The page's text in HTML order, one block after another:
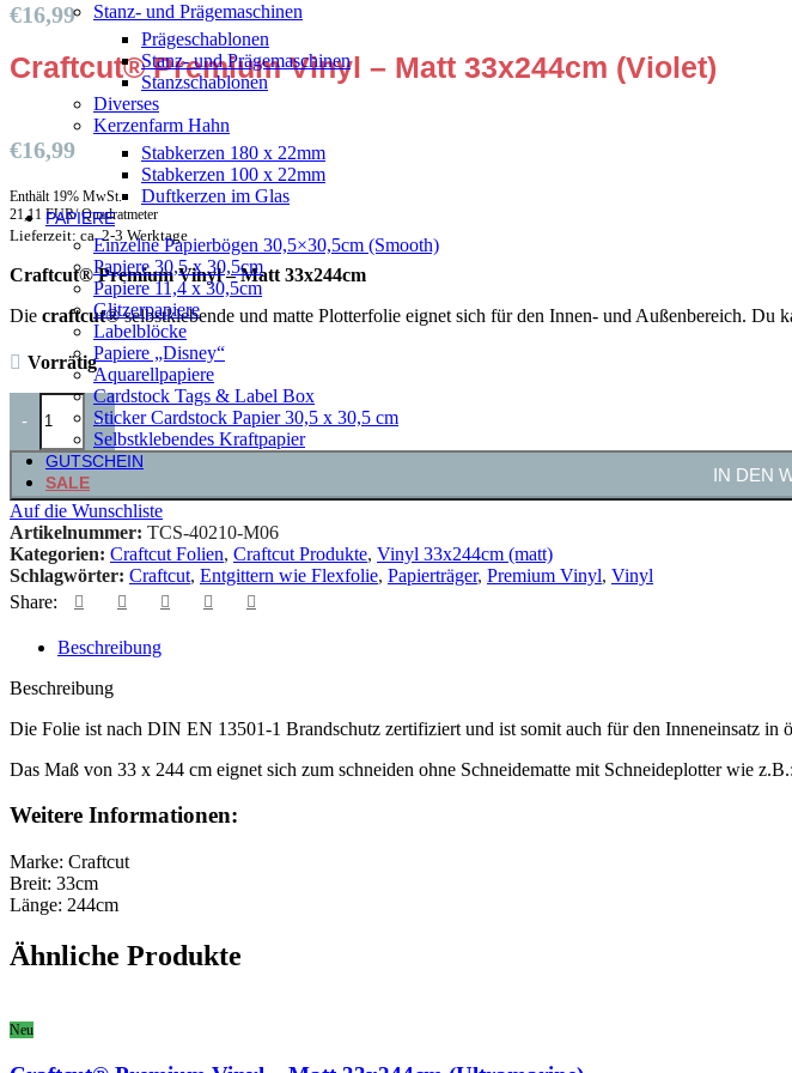
Stanz- und Prägemaschinen
Prägeschablonen
Stanz- und Prägemaschinen
Stanzschablonen
Diverses
Kerzenfarm Hahn
Stabkerzen 180 x 22mm
Stabkerzen 100 x 22mm
Duftkerzen im Glas
PAPIERE
Einzelne Papierbögen 30,5×30,5cm (Smooth)
Papiere 30,5 x 30,5cm
Papiere 11,4 x 30,5cm
Glitzerpapiere
Labelblöcke
Papiere „Disney“
Aquarellpapiere
Cardstock Tags & Label Box
Sticker Cardstock Papier 30,5 x 30,5 cm
Selbstklebendes Kraftpapier
GUTSCHEIN
SALE
€16,99
Craftcut® Premium Vinyl – Matt 33x244cm (Violet)
€16,99
Enthält 19% MwSt.
21,11 EUR/ Quadratmeter
Lieferzeit: ca. 2-3 Werktage
Craftcut® Premium Vinyl – Matt 33x244cm
Die craftcut®selbstklebende und matte Plotterfolie eignet sich für den Innen- und Außenbereich. Du
Vorrätig
- +
IN DEN
Auf die Wunschliste
Artikelnummer: TCS-40210-M06
Kategorien: Craftcut Folien, Craftcut Produkte, Vinyl 33x244cm (matt)
Schlagwörter: Craftcut, Entgittern wie Flexfolie, Papierträger, Premium Vinyl, Vinyl
Share:
Beschreibung
Beschreibung
Die Folie ist nach DIN EN 13501-1 Brandschutz zertifiziert und ist somit auch für den Inneneinsatz in
Das Maß von 33 x 244 cm eignet sich zum schneiden ohne Schneidematte mit Schneideplotter wie
Weitere Informationen:
Marke: Craftcut
Breit: 33cm
Länge: 244cm
Ähnliche Produkte
Neu